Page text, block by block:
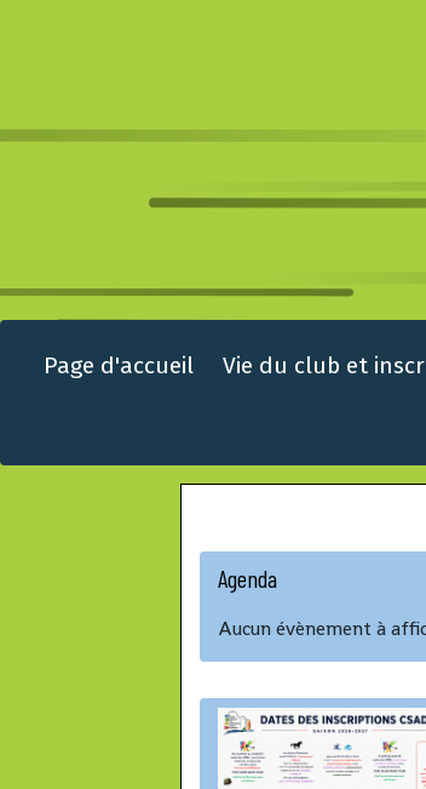
Page d'accueil Vie du club et
Agenda
Aucun évènement à